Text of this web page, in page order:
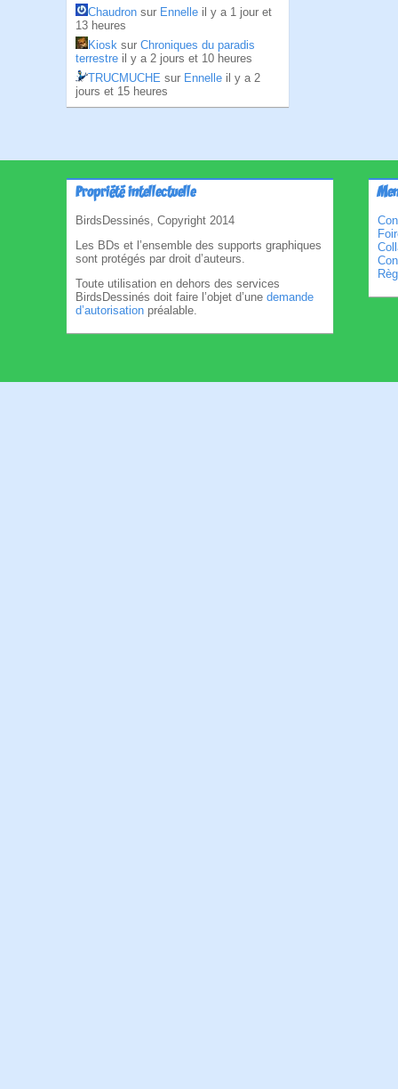
Chaudron sur Ennelle il y a 1 jour et
13 heures
Kiosk sur Chroniques du paradis
terrestre il y a 2 jours et 10 heures
TRUCMUCHE sur Ennelle il y a 2
jours et 15 heures
Propriété intellectuelle
BirdsDessinés, Copyright 2014
Les BDs et l’ensemble des supports graphiques
sont protégés par droit d’auteurs.
Toute utilisation en dehors des services
BirdsDessinés doit faire l’objet d’une demande
d’autorisation préalable.